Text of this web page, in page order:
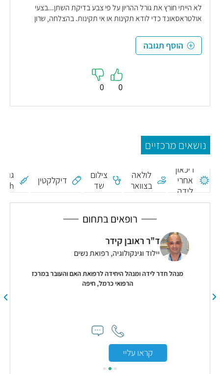
לא הייתי חורץ את גורל ההריון על פי צבע בדיקת השתן...בצעי
אולטראסאונד כדי לודא תקינות או אי תקינות. בהצלחה, שרון
הוסף תגובה
0
0
נושאים מרכזיים
דיכאון
אחרי
לידה
לולאה
בצוואר
הרחם
צילום
שד
דיקלקטין
גורם
רופאים בתחום
ד"ר ראובן קידר
יילוד וגינקולוגיה, רפואת נשים
מנהל חדר לידה ומנהל היחידה לרפואת האם והעובר במרכז
הרפואי כרמל, חיפה
קראו עליי